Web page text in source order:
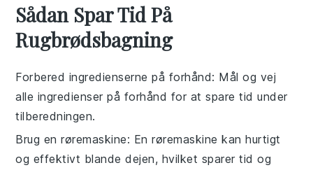
Sådan Spar Tid På
Rugbrødsbagning
Forbered ingredienserne på forhånd: Mål og vej
alle ingredienser på forhånd for at spare tid under
tilberedningen.
Brug en røremaskine: En røremaskine kan hurtigt
og effektivt blandedejen, hvilket sparer tid og